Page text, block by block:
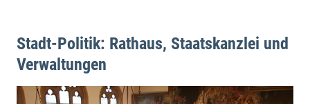
Stadt-Politik: Rathaus, Staatskanzlei und
Verwaltungen